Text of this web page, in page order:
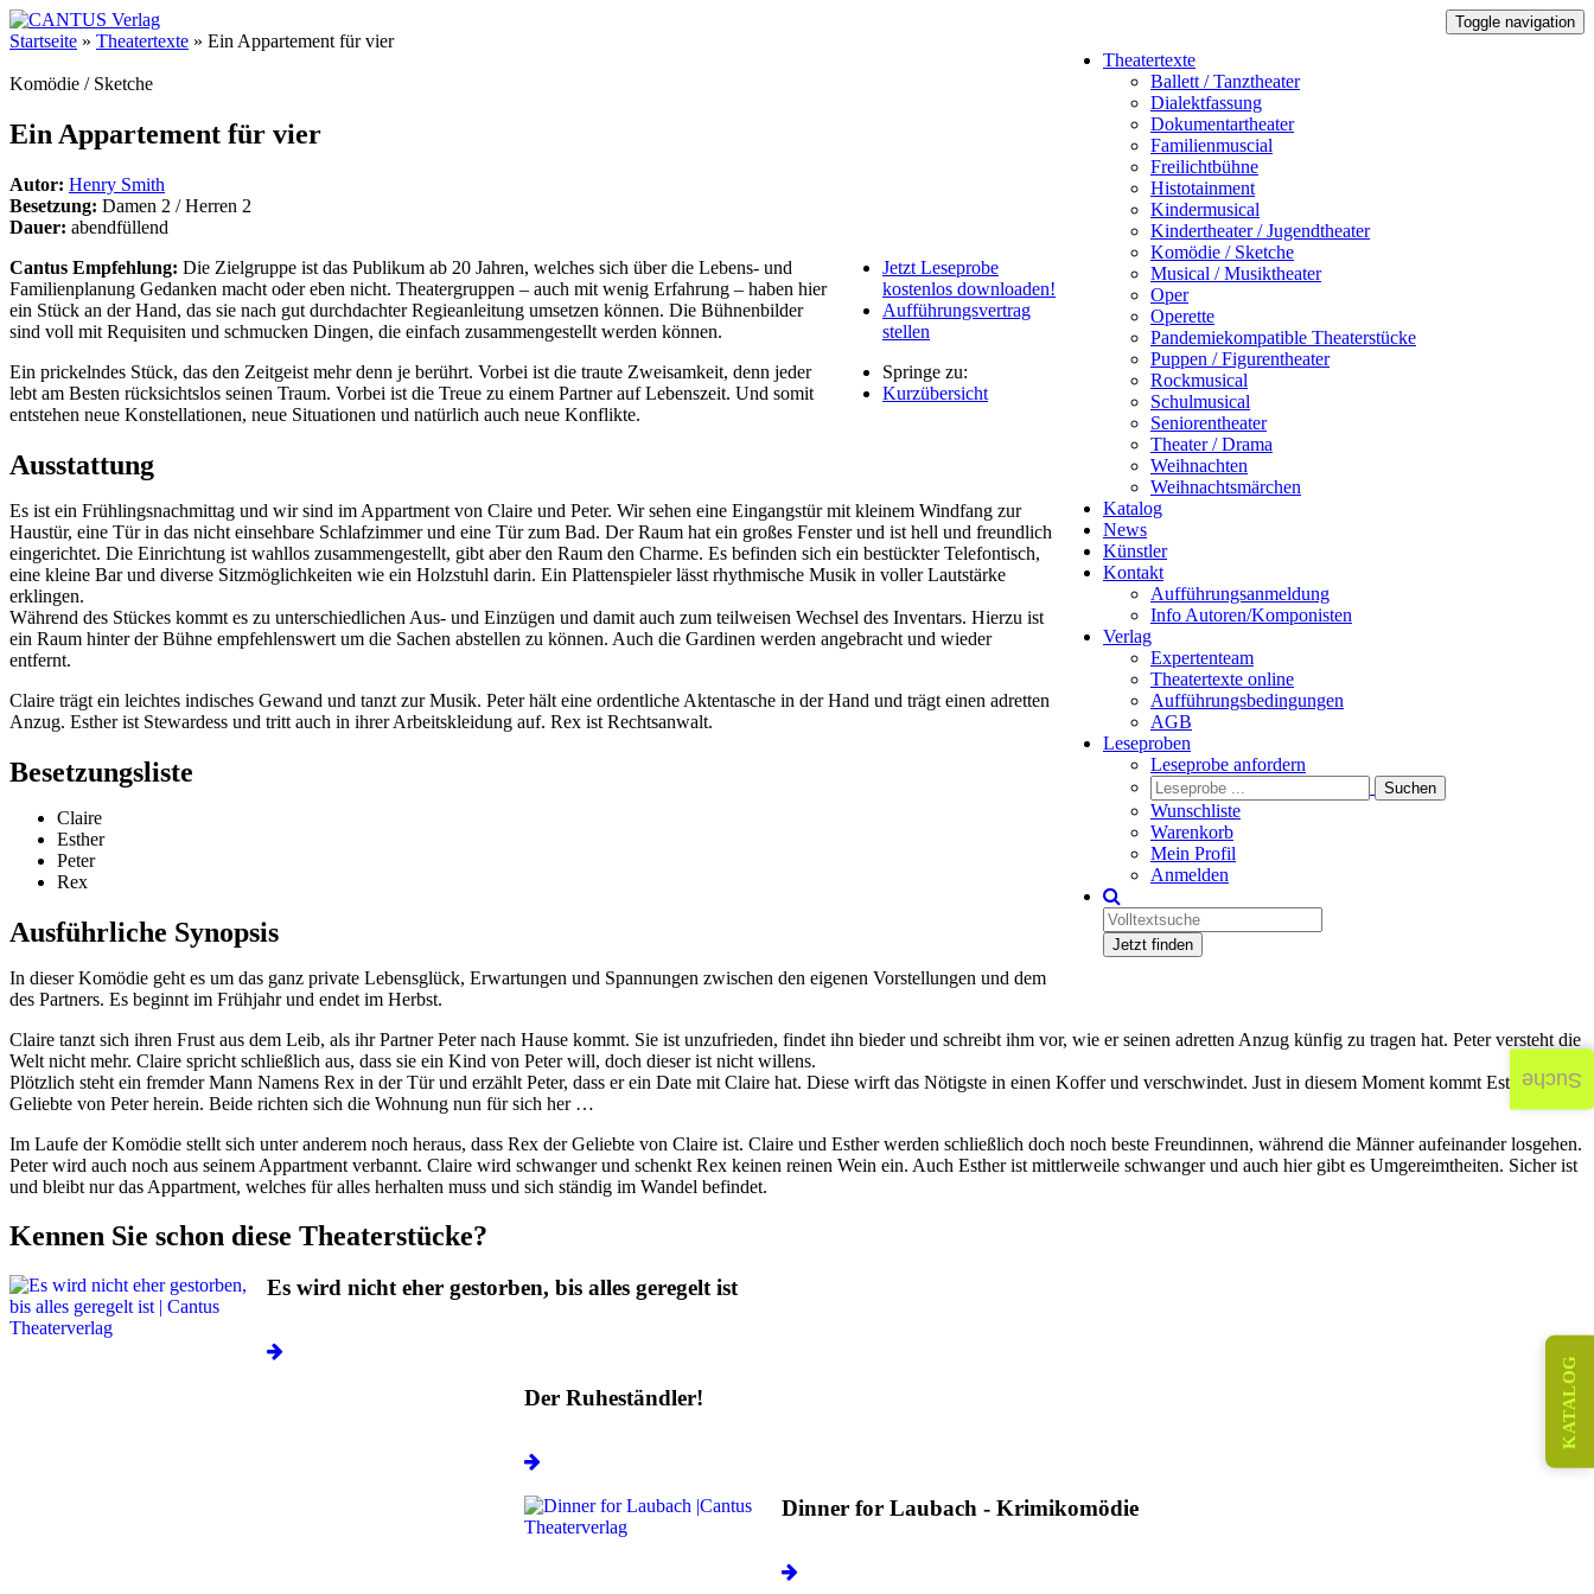
Toggle navigation
Theatertexte
Ballett / Tanztheater
Dialektfassung
Dokumentartheater
Familienmuscial
Freilichtbühne
Histotainment
Kindermusical
Kindertheater / Jugendtheater
Komödie / Sketche
Musical / Musiktheater
Oper
Operette
Pandemiekompatible Theaterstücke
Puppen / Figurentheater
Rockmusical
Schulmusical
Seniorentheater
Theater / Drama
Weihnachten
Weihnachtsmärchen
Katalog
News
Künstler
Kontakt
Aufführungsanmeldung
Info Autoren/Komponisten
Verlag
Expertenteam
Theatertexte online
Aufführungsbedingungen
AGB
Leseproben
Leseprobe anfordern
Wunschliste
Warenkorb
Mein Profil
Anmelden
Jetzt finden
Startseite » Theatertexte » Ein Appartement für vier
Komödie / Sketche
Ein Appartement für vier
Autor: Henry Smith
Besetzung: Damen 2 / Herren 2
Dauer: abendfüllend
Jetzt Leseprobe
kostenlos downloaden!
Aufführungsvertrag
stellen
Springe zu:
Kurzübersicht
Cantus Empfehlung: Die Zielgruppe ist das Publikum ab 20 Jahren, welches sich über die Lebens- und
Familienplanung Gedanken macht oder eben nicht. Theatergruppen – auch mit wenig Erfahrung – haben hier
ein Stück an der Hand, das sie nach gut durchdachter Regieanleitung umsetzen können. Die Bühnenbilder
sind voll mit Requisiten und schmucken Dingen, die einfach zusammengestellt werden können.
Ein prickelndes Stück, das den Zeitgeist mehr denn je berührt. Vorbei ist die traute Zweisamkeit, denn jeder
lebt am Besten rücksichtslos seinen Traum. Vorbei ist die Treue zu einem Partner auf Lebenszeit. Und somit
entstehen neue Konstellationen, neue Situationen und natürlich auch neue Konflikte.
Ausstattung
Es ist ein Frühlingsnachmittag und wir sind im Appartment von Claire und Peter. Wir sehen eine Eingangstür mit kleinem Windfang zur
Haustür, eine Tür in das nicht einsehbare Schlafzimmer und eine Tür zum Bad. Der Raum hat ein großes Fenster und ist hell und freundlich
eingerichtet. Die Einrichtung ist wahllos zusammengestellt, gibt aber den Raum den Charme. Es befinden sich ein bestückter Telefontisch,
eine kleine Bar und diverse Sitzmöglichkeiten wie ein Holzstuhl darin. Ein Plattenspieler lässt rhythmische Musik in voller Lautstärke
erklingen.
Während des Stückes kommt es zu unterschiedlichen Aus- und Einzügen und damit auch zum teilweisen Wechsel des Inventars. Hierzu ist
ein Raum hinter der Bühne empfehlenswert um die Sachen abstellen zu können. Auch die Gardinen werden angebracht und wieder
entfernt.
Claire trägt ein leichtes indisches Gewand und tanzt zur Musik. Peter hält eine ordentliche Aktentasche in der Hand und trägt einen adretten
Anzug. Esther ist Stewardess und tritt auch in ihrer Arbeitskleidung auf. Rex ist Rechtsanwalt.
Besetzungsliste
Claire
Esther
Peter
Rex
Ausführliche Synopsis
In dieser Komödie geht es um das ganz private Lebensglück, Erwartungen und Spannungen zwischen den eigenen Vorstellungen und dem
des Partners. Es beginnt im Frühjahr und endet im Herbst.
Claire tanzt sich ihren Frust aus dem Leib, als ihr Partner Peter nach Hause kommt. Sie ist unzufrieden, findet ihn bieder und schreibt ihm vor, wie er seinen adretten Anzug künfig zu tragen hat. Peter versteht die
Welt nicht mehr. Claire spricht schließlich aus, dass sie ein Kind von Peter will, doch dieser ist nicht willens.
Plötzlich steht ein fremder Mann Namens Rex in der Tür und erzählt Peter, dass er ein Date mit Claire hat. Diese wirft das Nötigste in einen Koffer und verschwindet. Just in diesem Moment kommt Esther, die
Geliebte von Peter herein. Beide richten sich die Wohnung nun für sich her …
Im Laufe der Komödie stellt sich unter anderem noch heraus, dass Rex der Geliebte von Claire ist. Claire und Esther werden schließlich doch noch beste Freundinnen, während die Männer aufeinander losgehen.
Peter wird auch noch aus seinem Appartment verbannt. Claire wird schwanger und schenkt Rex keinen reinen Wein ein. Auch Esther ist mittlerweile schwanger und auch hier gibt es Umgereimtheiten. Sicher ist
und bleibt nur das Appartment, welches für alles herhalten muss und sich ständig im Wandel befindet.
Kennen Sie schon diese Theaterstücke?
Es wird nicht eher gestorben, bis alles geregelt ist
Der Ruheständler!
Dinner for Laubach - Krimikomödie
KATALOG
Suche